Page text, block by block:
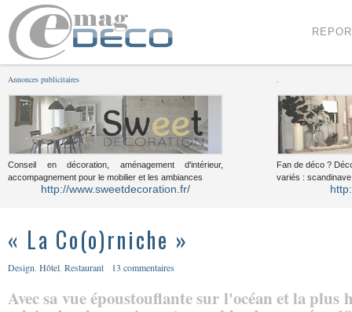
Annonces publicitaires
Conseil en décoration, aménagement d'intérieur,
accompagnement pour le mobilier et les ambiances
http://www.sweetdecoration.fr/
Fan de déco ?
variés :
« La Co(o)rniche »
Design Hôtel Restaurant 13 commentaires
Avec sa vue époustouflante sur l'océan et la